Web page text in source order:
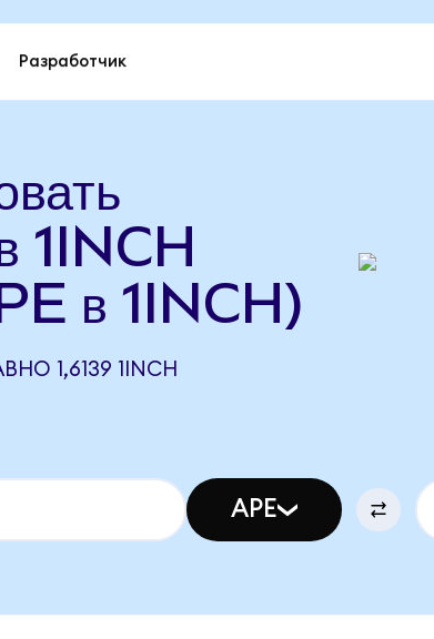
Разработчик
1INCH
в 1INCH)
1,6139 1INCH
APE